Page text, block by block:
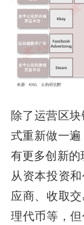
除了运营区
式重新做一
有更多创新的
从资本投资
应商、收取
理代币等，